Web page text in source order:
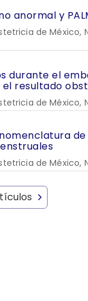
anormal y
de México,
durante el
el resultado
de México,
de
de México,